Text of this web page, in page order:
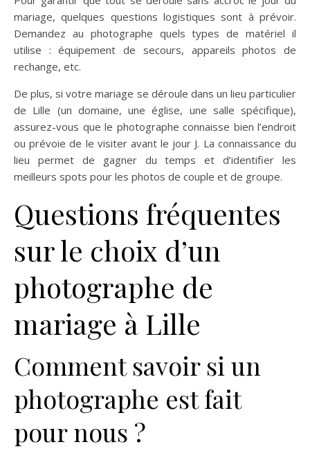
mariage, quelques questions logistiques sont à prévoir.
Demandez au photographe quels types de matériel il
utilise : équipement de secours, appareils photos de
rechange, etc.
De plus, si votre mariage se déroule dans un lieu particulier
de Lille (un domaine, une église, une salle spécifique),
assurez-vous que le photographe connaisse bien l’endroit
ou prévoie de le visiter avant le jour J. La connaissance du
lieu permet de gagner du temps et d’identifier les
meilleurs spots pour les photos de couple et de groupe.
Questions fréquentes
sur le choix d’un
photographe de
mariage à Lille
Comment savoir si un
photographe est fait
pour nous ?